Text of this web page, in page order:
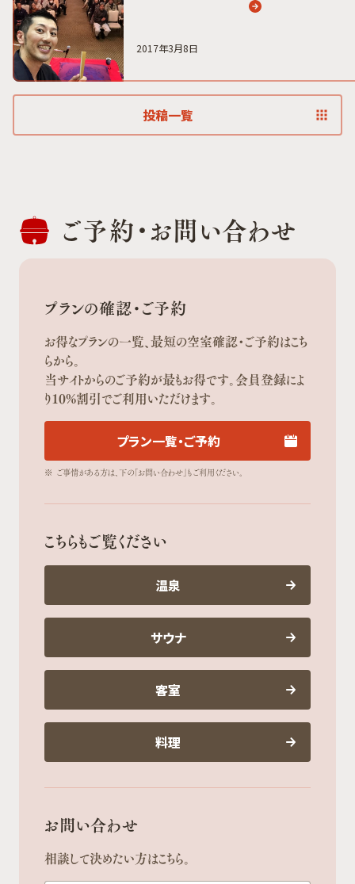
2017年3月8日
投稿一覧
ご予約・お問い合わせ
プランの確認・ご予約
お得なプランの一覧、最短の空室確認・ご予約はこち
らから。
当サイトからのご予約が最もお得です。会員登録によ
り10%割引でご利用いただけます。
プラン一覧・ご予約
※ ご事情がある方は、下の「お問い合わせ」もご利用ください。
こちらもご覧ください
温泉
サウナ
客室
料理
お問い合わせ
相談して決めたい方はこちら。